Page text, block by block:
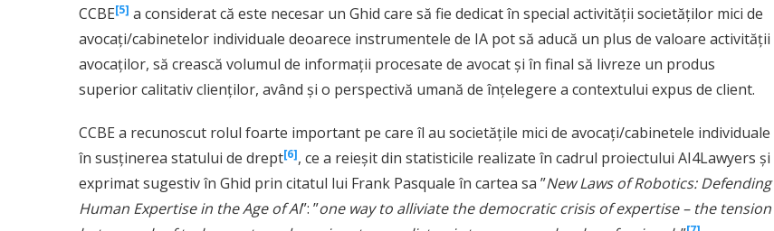
CCBE[5] a considerat că este necesar un Ghid care să fie dedicat în special activității societăților mici de
avocați/cabinetelor individuale deoarece instrumentele de IA pot să aducă un plus de valoare activității
avocaților, să crească volumul de informații procesate de avocat și în final să livreze un produs
superior calitativ clienților, având și o perspectivă umană de înțelegere a contextului expus de client.
CCBE a recunoscut rolul foarte important pe care îl au societățile mici de avocați/cabinetele individuale
în susținerea statului de drept[6], ce a reieșit din statisticile realizate în cadrul proiectului AI4Lawyers și
exprimat sugestiv în Ghid prin citatul lui Frank Pasquale în cartea sa ”New Laws of Robotics: Defending
Human Expertise in the Age of AI”: ”one way to alliviate the democratic crisis of expertise – the tension